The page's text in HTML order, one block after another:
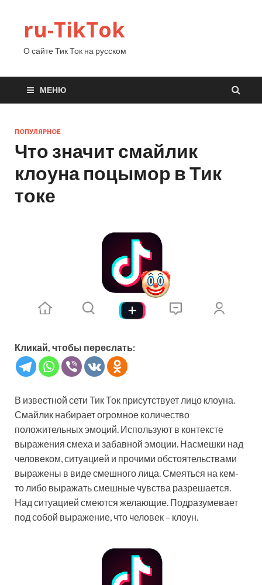
ru-TikTok
О сайте Тик Ток на русском
МЕНЮ
ПОПУЛЯРНОЕ
Что значит смайлик
клоуна поцымор в Тик
токе
Кликай, чтобы переслать:
В известной сети Тик Ток присутствует лицо клоуна.
Смайлик набирает огромное количество
положительных эмоций. Используют в контексте
выражения смеха и забавной эмоции. Насмешки над
человеком, ситуацией и прочими обстоятельствами
выражены в виде смешного лица. Смеяться на кем-
то либо выражать смешные чувства разрешается.
Над ситуацией смеются желающие. Подразумевает
под собой выражение, что человек – клоун.